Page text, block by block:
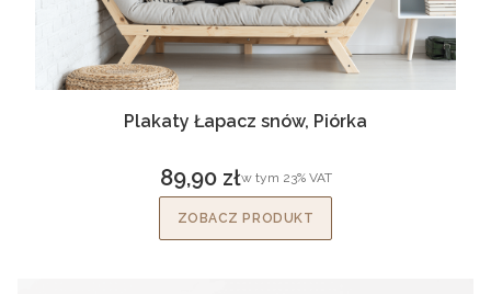
Plakaty Łapacz snów, Piórka
Cena brutto
89,90 złw tym %s VAT
w tym 23%VAT
ZOBACZ PRODUKT